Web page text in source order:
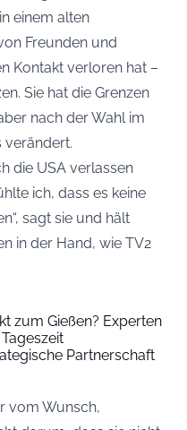
einem alten
Freunden und
Kontakt verloren hat –
Sie hat die Grenzen
nach der Wahl im
verändert.
die USA verlassen
ich, dass es keine
sagt sie und hält
in der Hand, wie TV2
zum Gießen? Experten
Partnerschaft
vom Wunsch,